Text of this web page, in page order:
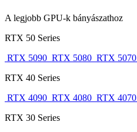
A legjobb GPU-k bányászathoz
RTX 50 Series
RTX 5090 RTX 5080 RTX 5070
RTX 40 Series
RTX 4090 RTX 4080 RTX 4070
RTX 30 Series